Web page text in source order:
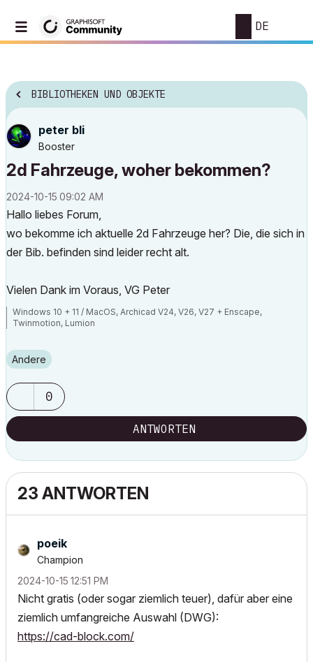
DE
BIBLIOTHEKEN UND OBJEKTE
peter bli
Booster
2d Fahrzeuge, woher bekommen?
‎2024-10-15 09:02 AM
Hallo liebes Forum,
wo bekomme ich aktuelle 2d Fahrzeuge her? Die, die sich in
der Bib. befinden sind leider recht alt.
Vielen Dank im Voraus, VG Peter
Windows 10 + 11 / MacOS, Archicad V24, V26, V27 + Enscape,
Twinmotion, Lumion
Andere
0
ANTWORTEN
23 ANTWORTEN
poeik
Champion
‎2024-10-15 12:51 PM
Nicht gratis (oder sogar ziemlich teuer), dafür aber eine
ziemlich umfangreiche Auswahl (DWG):
https://cad-block.com/